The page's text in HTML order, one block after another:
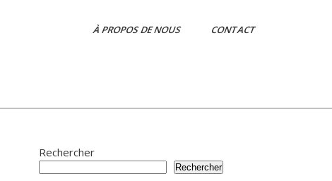
À PROPOS DE NOUS CONTACT
Rechercher
Rechercher